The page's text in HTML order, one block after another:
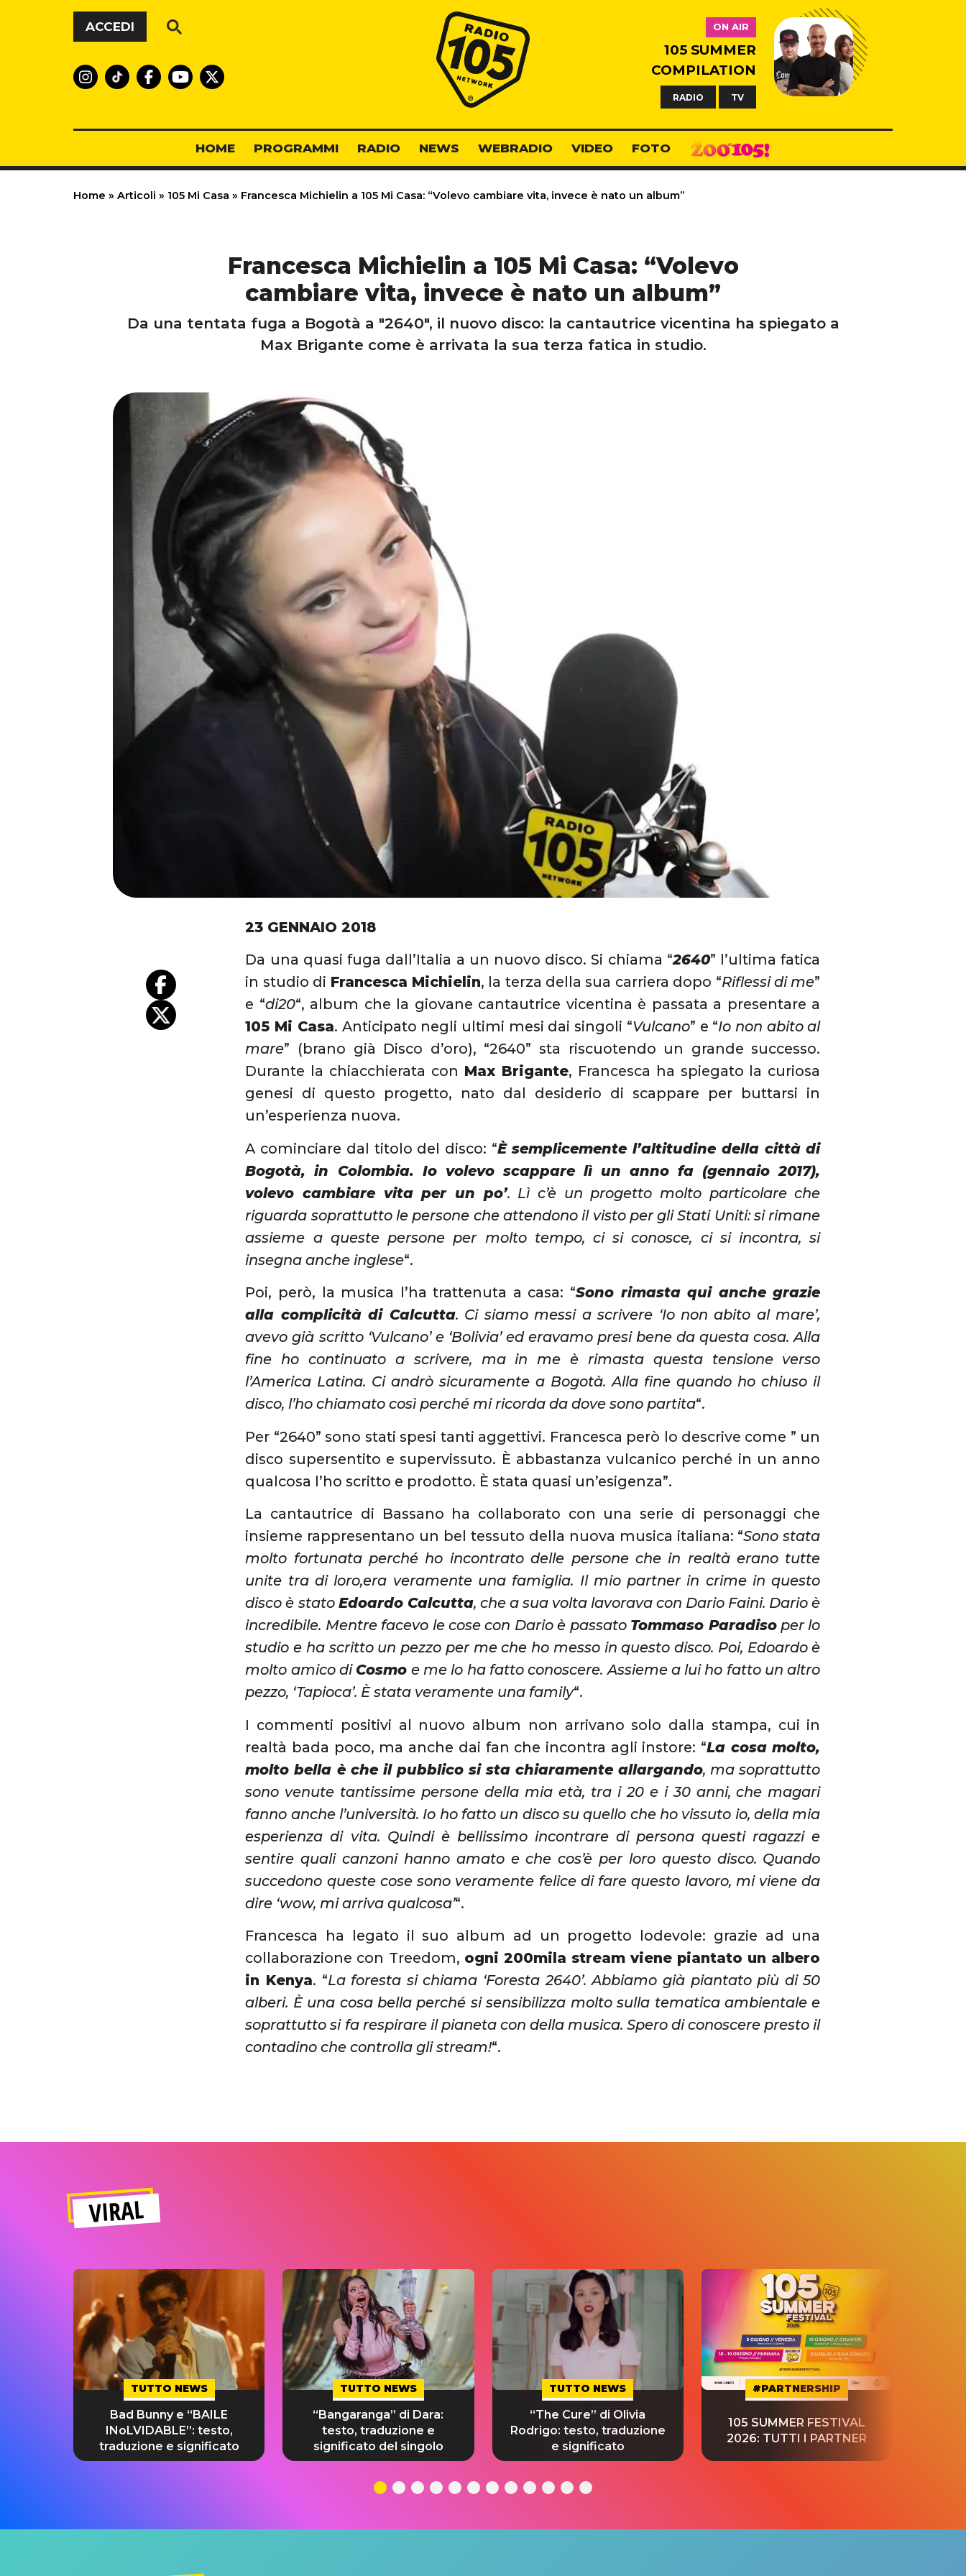
Vai al contenuto
ACCEDI
Radio 105
ON AIR
105 SUMMER
COMPILATION
RADIO TV
HOME PROGRAMMI RADIO NEWS WEBRADIO VIDEO FOTO
Home » Articoli » 105 Mi Casa » Francesca Michielin a 105 Mi Casa: “Volevo cambiare vita, invece è nato un album”
Francesca Michielin a 105 Mi Casa: “Volevo
cambiare vita, invece è nato un album”
Da una tentata fuga a Bogotà a "2640", il nuovo disco: la cantautrice vicentina ha spiegato a
Max Brigante come è arrivata la sua terza fatica in studio.
23 GENNAIO 2018
Da una quasi fuga dall’Italia a un nuovo disco. Si chiama “2640” l’ultima fatica
in studio di Francesca Michielin, la terza della sua carriera dopo “Riflessi di me”
e “di20“, album che la giovane cantautrice vicentina è passata a presentare a
105 Mi Casa. Anticipato negli ultimi mesi dai singoli “Vulcano” e “Io non abito al
mare” (brano già Disco d’oro), “2640” sta riscuotendo un grande successo.
Durante la chiacchierata con Max Brigante, Francesca ha spiegato la curiosa
genesi di questo progetto, nato dal desiderio di scappare per buttarsi in
un’esperienza nuova.
A cominciare dal titolo del disco: “È semplicemente l’altitudine della città di
Bogotà, in Colombia. Io volevo scappare lì un anno fa (gennaio 2017),
volevo cambiare vita per un po’. Lì c’è un progetto molto particolare che
riguarda soprattutto le persone che attendono il visto per gli Stati Uniti: si rimane
assieme a queste persone per molto tempo, ci si conosce, ci si incontra, si
insegna anche inglese“.
Poi, però, la musica l’ha trattenuta a casa: “Sono rimasta qui anche grazie
alla complicità di Calcutta. Ci siamo messi a scrivere ‘Io non abito al mare’,
avevo già scritto ‘Vulcano’ e ‘Bolivia’ ed eravamo presi bene da questa cosa. Alla
fine ho continuato a scrivere, ma in me è rimasta questa tensione verso
l’America Latina. Ci andrò sicuramente a Bogotà. Alla fine quando ho chiuso il
disco, l’ho chiamato così perché mi ricorda da dove sono partita“.
Per “2640” sono stati spesi tanti aggettivi. Francesca però lo descrive come ” un
disco supersentito e supervissuto. È abbastanza vulcanico perché in un anno
qualcosa l’ho scritto e prodotto. È stata quasi un’esigenza”.
La cantautrice di Bassano ha collaborato con una serie di personaggi che
insieme rappresentano un bel tessuto della nuova musica italiana: “Sono stata
molto fortunata perché ho incontrato delle persone che in realtà erano tutte
unite tra di loro,era veramente una famiglia. Il mio partner in crime in questo
disco è stato Edoardo Calcutta, che a sua volta lavorava con Dario Faini. Dario è
incredibile. Mentre facevo le cose con Dario è passato Tommaso Paradisoper lo
studio e ha scritto un pezzo per me che ho messo in questo disco. Poi, Edoardo è
molto amico di Cosmo e me lo ha fatto conoscere. Assieme a lui ho fatto un altro
pezzo, ‘Tapioca’. È stata veramente una family“.
I commenti positivi al nuovo album non arrivano solo dalla stampa, cui in
realtà bada poco, ma anche dai fan che incontra agli instore: “La cosa molto,
molto bella è che il pubblico si sta chiaramente allargando, ma soprattutto
sono venute tantissime persone della mia età, tra i 20 e i 30 anni, che magari
fanno anche l’università. Io ho fatto un disco su quello che ho vissuto io, della mia
esperienza di vita. Quindi è bellissimo incontrare di persona questi ragazzi e
sentire quali canzoni hanno amato e che cos’è per loro questo disco. Quando
succedono queste cose sono veramente felice di fare questo lavoro, mi viene da
dire ‘wow, mi arriva qualcosa’“.
Francesca ha legato il suo album ad un progetto lodevole: grazie ad una
collaborazione con Treedom, ogni 200mila stream viene piantato un albero
in Kenya. “La foresta si chiama ‘Foresta 2640’. Abbiamo già piantato più di 50
alberi. È una cosa bella perché si sensibilizza molto sulla tematica ambientale e
soprattutto si fa respirare il pianeta con della musica. Spero di conoscere presto il
contadino che controlla gli stream!“.
VIRAL
TUTTO NEWS
Bad Bunny e “BAILE
INoLVIDABLE”: testo,
traduzione e significato
TUTTO NEWS
“Bangaranga” di Dara:
testo, traduzione e
significato del singolo
TUTTO NEWS
“The Cure” di Olivia
Rodrigo: testo, traduzione
e significato
#PARTNERSHIP
105 SUMMER FESTIVAL
2026: TUTTI I PARTNER